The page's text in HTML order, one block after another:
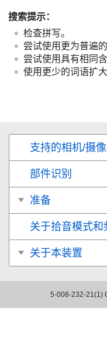
搜索提示：
检查拼写。
尝试使用更为普遍的
尝试使用具有相同
使用更少的词语扩大
支持的相机/摄
部件识别
准备
关于拾音模式和
关于本装置
5-008-232-21(1)